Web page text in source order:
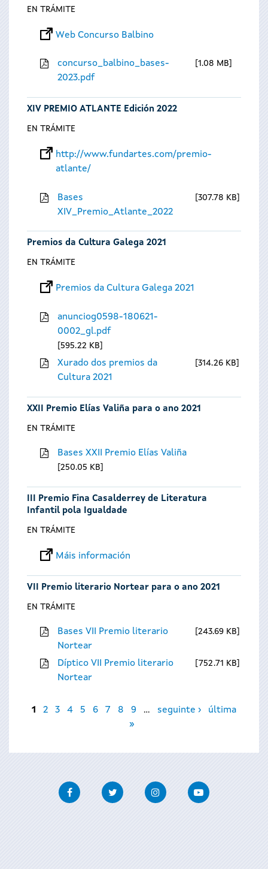
EN TRÁMITE
Web Concurso Balbino
concurso_balbino_bases-
2023.pdf
1.08 MB
XIV PREMIO ATLANTE Edición 2022
EN TRÁMITE
http://www.fundartes.com/premio-
atlante/
Bases
XIV_Premio_Atlante_2022
307.78 KB
Premios da Cultura Galega 2021
EN TRÁMITE
Premios da Cultura Galega 2021
anunciog0598-180621-
0002_gl.pdf
595.22 KB
Xurado dos premios da
Cultura 2021
314.26 KB
XXII Premio Elías Valiña para o ano 2021
EN TRÁMITE
Bases XXII Premio Elías Valiña
250.05 KB
III Premio Fina Casalderrey de Literatura
Infantil pola Igualdade
EN TRÁMITE
Máis información
VII Premio literario Nortear para o ano 2021
EN TRÁMITE
Bases VII Premio literario
Nortear
243.69 KB
Díptico VII Premio literario
Nortear
752.71 KB
Páxinas
1 2 3 4 5 6 7 8 9 … seguinte ›
última
»
FacebookTwitter InstagramYoutube